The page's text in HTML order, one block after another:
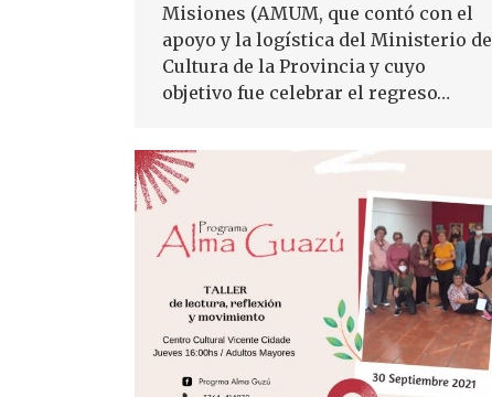
Misiones (AMUM, que contó con el
apoyo y la logística del Ministerio de
Cultura de la Provincia y cuyo
objetivo fue celebrar el regreso…